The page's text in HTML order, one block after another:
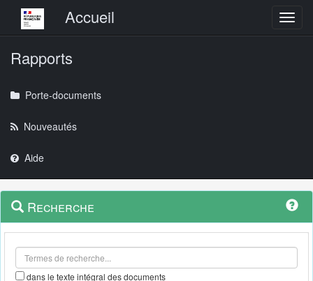
Menu principalAccueil
Rapports
Porte-documents
Nouveautés
Aide
Navigation
outils
Menu
contextuel
Recherche
dans le texte intégral des documents